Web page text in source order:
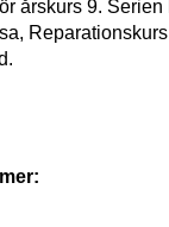
årskurs 9. Serien